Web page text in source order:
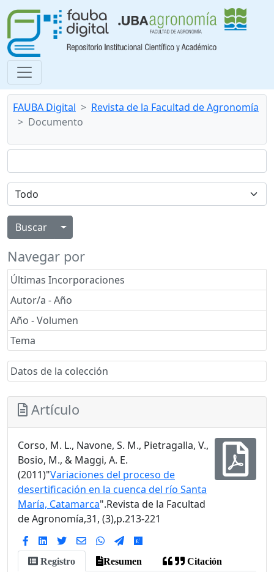
FAUBA Digital
Revista de la Facultad de Agronomía
Documento
Alternar menú desplegable
Navegar por
Últimas Incorporaciones
Autor/a - Año
Año - Volumen
Tema
Datos de la colección
Artículo
Corso, M. L., Navone, S. M., Pietragalla, V.,
Bosio, M., & Maggi, A. E.
(2011)"Variaciones del proceso de
desertificación en la cuenca del río Santa
María, Catamarca".Revista de la Facultad
de Agronomía,31, (3),p.213-221
Registro Resumen Citación